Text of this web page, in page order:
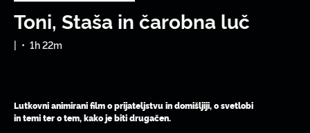
Toni, Staša in čarobna luč
| • 1h 22m
Lutkovni animirani film o prijateljstvu in domišljiji, o svetlobi
in temi ter o tem, kako je biti drugačen.